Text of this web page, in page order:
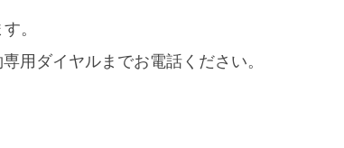
。
用ダイヤルまでお電話ください。